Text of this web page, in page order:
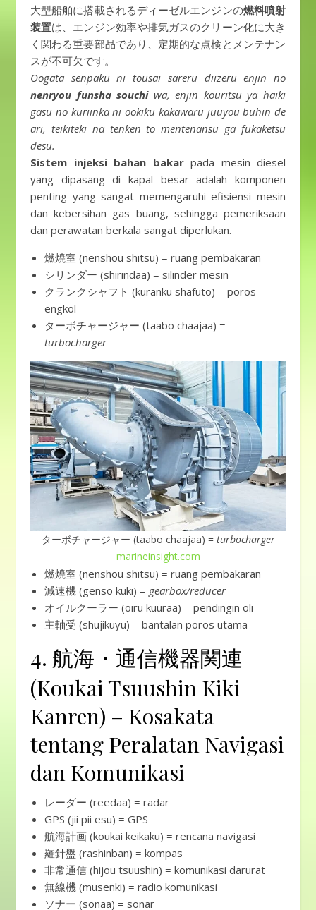
大型船舶に搭載されるディーゼルエンジンの燃料噴射
装置は、エンジン効率や排気ガスのクリーン化に大き
く関わる重要部品であり、定期的な点検とメンテナン
スが不可欠です。
Oogata senpaku ni tousai sareru diizeru enjin no
nenryou funsha souchiwa, enjin kouritsu ya haiki
gasu no kuriinka ni ookiku kakawaru juuyou buhin de
ari, teikiteki na tenken to mentenansu ga fukaketsu
desu.
Sistem injeksi bahan bakarpada mesin diesel
yang dipasang di kapal besar adalah komponen
penting yang sangat memengaruhi efisiensi mesin
dan kebersihan gas buang, sehingga pemeriksaan
dan perawatan berkala sangat diperlukan.
燃焼室 (nenshou shitsu) = ruang pembakaran
シリンダー (shirindaa) = silinder mesin
クランクシャフト (kuranku shafuto) = poros
engkol
ターボチャージャー (taabo chaajaa) =
turbocharger
ターボチャージャー (taabo chaajaa) = turbocharger
marineinsight.com
燃焼室 (nenshou shitsu) = ruang pembakaran
減速機 (genso kuki) = gearbox/reducer
オイルクーラー (oiru kuuraa) = pendingin oli
主軸受 (shujikuyu) = bantalan poros utama
4. 航海・通信機器関連
(Koukai Tsuushin Kiki
Kanren) – Kosakata
tentang Peralatan Navigasi
dan Komunikasi
レーダー (reedaa) = radar
GPS (jii pii esu) = GPS
航海計画 (koukai keikaku) = rencana navigasi
羅針盤 (rashinban) = kompas
非常通信 (hijou tsuushin) = komunikasi darurat
無線機 (musenki) = radio komunikasi
ソナー (sonaa) = sonar